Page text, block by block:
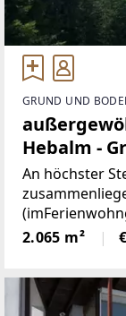
GRUND UND
Hebalm -
An höchster
angeboten!
inSumme
1100
2.065 m²